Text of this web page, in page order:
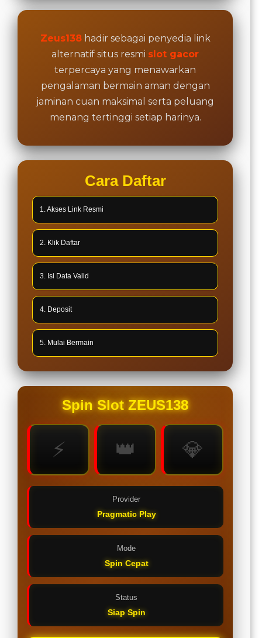
Zeus138hadir sebagai penyedia link
alternatif situs resmi slot gacor
terpercaya yang menawarkan
pengalaman bermain aman dengan
jaminan cuan maksimal serta peluang
menang tertinggi setiap harinya.
Cara Daftar
1. Akses Link Resmi
2. Klik Daftar
3. Isi Data Valid
4. Deposit
5. Mulai Bermain
Spin Slot ZEUS138
⚡ 👑 💎
Provider
Pragmatic Play
Mode
Spin Cepat
Status
Siap Spin